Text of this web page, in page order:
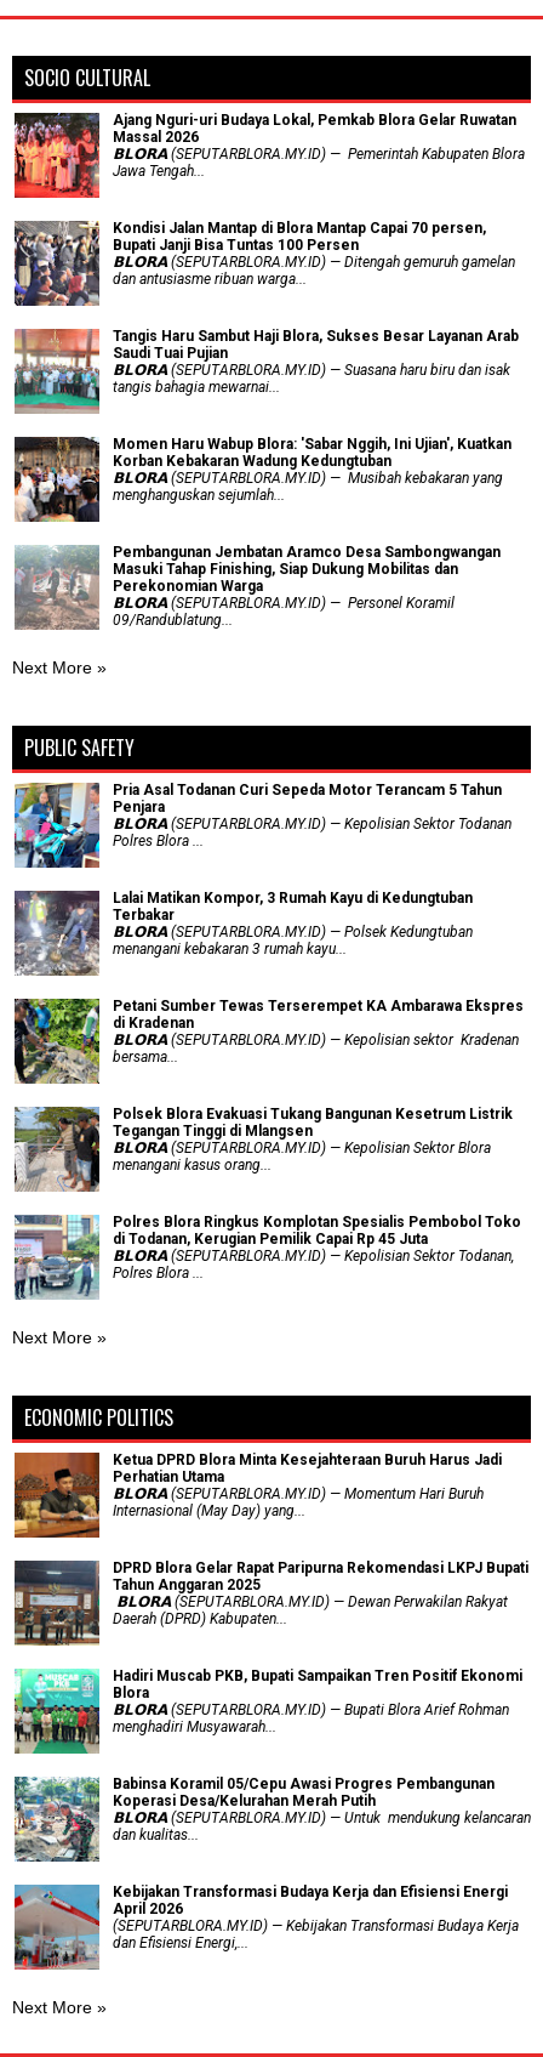
SOCIO CULTURAL
Ajang Nguri-uri Budaya Lokal, Pemkab Blora Gelar Ruwatan
Massal 2026
𝗕𝗟𝗢𝗥𝗔 (SEPUTARBLORA.MY.ID) — Pemerintah Kabupaten Blora
Jawa Tengah...
Kondisi Jalan Mantap di Blora Mantap Capai 70 persen,
Bupati Janji Bisa Tuntas 100 Persen
𝗕𝗟𝗢𝗥𝗔 (SEPUTARBLORA.MY.ID) — Ditengah gemuruh gamelan
dan antusiasme ribuan warga...
Tangis Haru Sambut Haji Blora, Sukses Besar Layanan Arab
Saudi Tuai Pujian
𝗕𝗟𝗢𝗥𝗔 (SEPUTARBLORA.MY.ID) — Suasana haru biru dan isak
tangis bahagia mewarnai...
Momen Haru Wabup Blora: ​'Sabar Nggih, Ini Ujian', Kuatkan
Korban Kebakaran Wadung Kedungtuban
𝗕𝗟𝗢𝗥𝗔 (SEPUTARBLORA.MY.ID) — Musibah kebakaran yang
menghanguskan sejumlah...
Pembangunan Jembatan Aramco Desa Sambongwangan
Masuki Tahap Finishing, Siap Dukung Mobilitas dan
Perekonomian Warga
𝗕𝗟𝗢𝗥𝗔 (SEPUTARBLORA.MY.ID) — Personel Koramil
09/Randublatung...
Next More »
PUBLIC SAFETY
Pria Asal Todanan Curi Sepeda Motor Terancam 5 Tahun
Penjara
𝗕𝗟𝗢𝗥𝗔 (SEPUTARBLORA.MY.ID) — Kepolisian Sektor Todanan
Polres Blora ...
Lalai Matikan Kompor, 3 Rumah Kayu di Kedungtuban
Terbakar
𝗕𝗟𝗢𝗥𝗔 (SEPUTARBLORA.MY.ID) — Polsek Kedungtuban
menangani kebakaran 3 rumah kayu...
Petani Sumber Tewas Terserempet KA Ambarawa Ekspres
di Kradenan
𝗕𝗟𝗢𝗥𝗔 (SEPUTARBLORA.MY.ID) — Kepolisian sektor Kradenan
bersama...
Polsek Blora Evakuasi Tukang Bangunan Kesetrum Listrik
Tegangan Tinggi di Mlangsen
𝗕𝗟𝗢𝗥𝗔 (SEPUTARBLORA.MY.ID) — Kepolisian Sektor Blora
menangani kasus orang...
Polres Blora Ringkus Komplotan Spesialis Pembobol Toko
di Todanan, Kerugian Pemilik Capai Rp 45 Juta
𝗕𝗟𝗢𝗥𝗔 (SEPUTARBLORA.MY.ID) — Kepolisian Sektor Todanan,
Polres Blora ...
Next More »
ECONOMIC POLITICS
Ketua DPRD Blora Minta Kesejahteraan Buruh Harus Jadi
Perhatian Utama
​𝗕𝗟𝗢𝗥𝗔 (SEPUTARBLORA.MY.ID) — Momentum Hari Buruh
Internasional (May Day) yang...
DPRD Blora Gelar Rapat Paripurna Rekomendasi LKPJ Bupati
Tahun Anggaran 2025
‎ 𝗕𝗟𝗢𝗥𝗔 (SEPUTARBLORA.MY.ID) — Dewan Perwakilan Rakyat
Daerah (DPRD) Kabupaten...
Hadiri Muscab PKB, Bupati Sampaikan Tren Positif Ekonomi
Blora
𝗕𝗟𝗢𝗥𝗔 (SEPUTARBLORA.MY.ID) — Bupati Blora Arief Rohman
menghadiri Musyawarah...
Babinsa Koramil 05/Cepu Awasi Progres Pembangunan
Koperasi Desa/Kelurahan Merah Putih
𝗕𝗟𝗢𝗥𝗔 (SEPUTARBLORA.MY.ID) — Untuk mendukung kelancaran
dan kualitas...
Kebijakan Transformasi Budaya Kerja dan Efisiensi Energi
April 2026
(SEPUTARBLORA.MY.ID) — Kebijakan Transformasi Budaya Kerja
dan Efisiensi Energi,...
Next More »